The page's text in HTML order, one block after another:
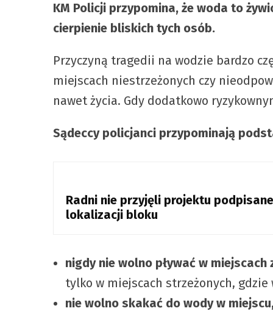
KM Policji przypomina, że woda to
cierpienie bliskich tych osób.
Przyczyną tragedii na wodzie bardzo
miejscach niestrzeżonych czy
nawet życia. Gdy dodatkowo
Sądeccy policjanci przypominają
Radni nie przyjęli projektu
lokalizacji bloku
nigdy nie wolno pływać w miejscach
tylko w miejscach strzeżonych,
nie wolno skakać do wody w